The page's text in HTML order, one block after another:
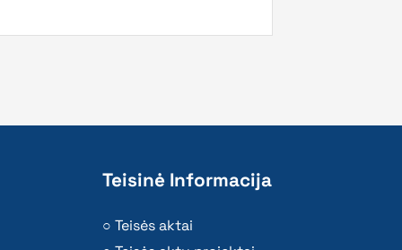
Teisinė Informacija
Teisės aktai